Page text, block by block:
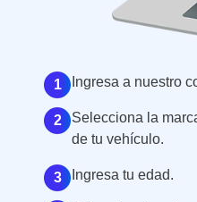
1 Ingresa a nuestro
2
Selecciona la
de tu vehículo.
3 Ingresa tu edad.